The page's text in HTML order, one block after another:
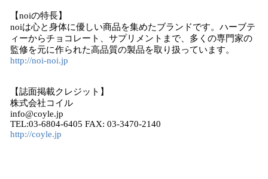
【noiの特長】
noiは心と身体に優しい商品を集めたブランドです。ハーブテ
ィーからチョコレート、サプリメントまで、多くの専門家の
監修を元に作られた高品質の製品を取り扱っています。
http://noi-noi.jp
【誌面掲載クレジット】
株式会社コイル
info@coyle.jp
TEL:03-6804-6405 FAX: 03-3470-2140
http://coyle.jp